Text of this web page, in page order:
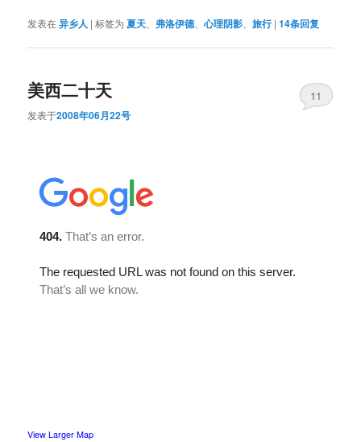
发表在异乡人 |标签为 夏天 弗洛伊德 、心理阴影 、旅行 |14条回复
美西二十天
发表于2008年06月22号
11
View Larger Map